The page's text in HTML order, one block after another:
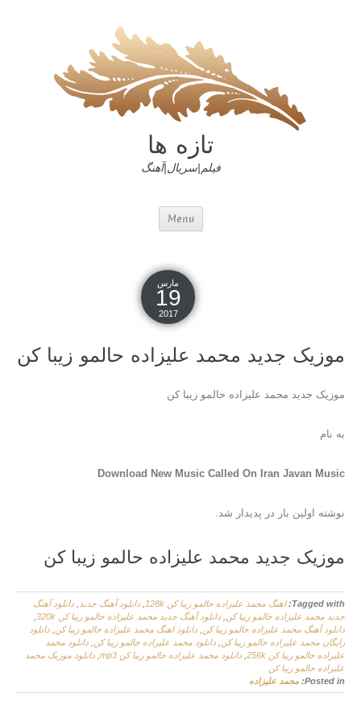
تازه ها
فیلم|سریال|آهنگ
Menu
مارس
19
2017
موزیک جدید محمد علیزاده حالمو زیبا کن
موزیک جدید محمد علیزاده حالمو زیبا کن
به نام
Download New Music Called On Iran Javan Music
نوشته اولین بار در پدیدار شد.
موزیک جدید محمد علیزاده حالمو زیبا کن
Tagged with: اهنگ محمد علیزاده حالمو زیبا کن 128k دانلود آهنگ جدید
دانلود آهنگ
جدید محمد علیزاده حالمو زیبا کن دانلود آهنگ جدید محمد علیزاده حالمو زیبا کن 320k
دانلود آهنگ محمد علیزاده حالمو زیبا کن دانلود اهنگ محمد علیزاده حالمو زیبا کن دانلود
رایگان محمد علیزاده حالمو زیبا کن دانلود محمد علیزاده حالمو زیبا کن دانلود محمد
علیزاده حالمو زیبا کن 256k
دانلود محمد علیزاده حالمو زیبا کن mp3
دانلود موزیک محمد
علیزاده حالمو زیبا کن
Posted in: محمد علیزاده